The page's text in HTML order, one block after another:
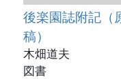
後楽園誌附記（
稿）
木畑道夫
図書